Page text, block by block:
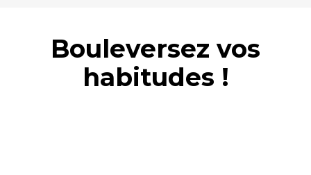
Bouleversez vos
habitudes !